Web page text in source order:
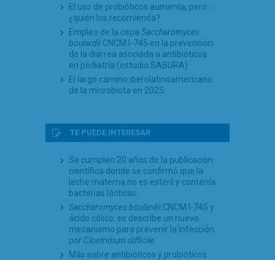
El uso de probióticos aumenta, pero…
¿quién los recomienda?
Empleo de la cepa Saccharomyces
boulardii CNCM I-745 en la prevención
de la diarrea asociada a antibióticos
en pediatría (estudio SABURA)
El largo camino iberolatinoamericano
de la microbiota en 2025
TE PUEDE INTERESAR
Se cumplen 20 años de la publicación
científica donde se confirmó que la
leche materna no es estéril y contenía
bacterias lácticas.
Saccharomyces boulardii CNCM I-745 y
ácido cólico: se describe un nuevo
mecanismo para prevenir la infección
por Clostridium difficile
Más sobre antibióticos y probióticos